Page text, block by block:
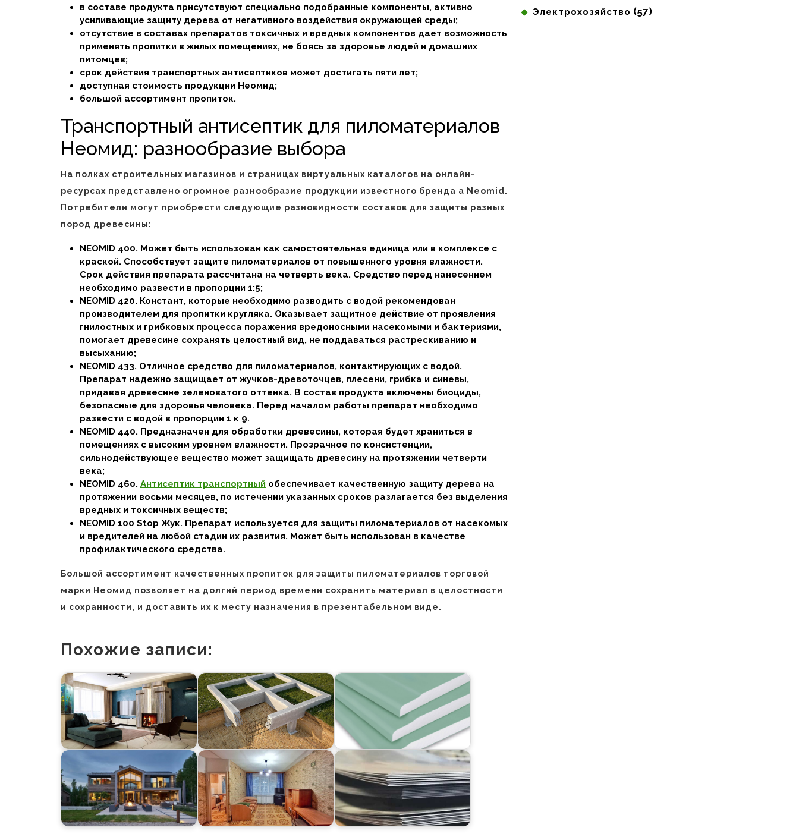
в составе продукта присутствуют специально подобранные компоненты, активно
усиливающие защиту дерева от негативного воздействия окружающей среды;
отсутствие в составах препаратов токсичных и вредных компонентов дает возможность
применять пропитки в жилых помещениях, не боясь за здоровье людей и домашних
питомцев;
срок действия транспортных антисептиков может достигать пяти лет;
доступная стоимость продукции Неомид;
большой ассортимент пропиток.
Транспортный антисептик для пиломатериалов
Неомид: разнообразие выбора
На полках строительных магазинов и страницах виртуальных каталогов на онлайн-
ресурсах представлено огромное разнообразие продукции известного бренда а Neomid.
Потребители могут приобрести следующие разновидности составов для защиты разных
пород древесины:
NEOMID 400. Может быть использован как самостоятельная единица или в комплексе с
краской. Способствует защите пиломатериалов от повышенного уровня влажности.
Срок действия препарата рассчитана на четверть века. Средство перед нанесением
необходимо развести в пропорции 1:5;
NEOMID 420. Констант, которые необходимо разводить с водой рекомендован
производителем для пропитки кругляка. Оказывает защитное действие от проявления
гнилостных и грибковых процесса поражения вредоносными насекомыми и бактериями,
помогает древесине сохранять целостный вид, не поддаваться растрескиванию и
высыханию;
NEOMID 433. Отличное средство для пиломатериалов, контактирующих с водой.
Препарат надежно защищает от жучков-древоточцев, плесени, грибка и синевы,
придавая древесине зеленоватого оттенка. В состав продукта включены биоциды,
безопасные для здоровья человека. Перед началом работы препарат необходимо
развести с водой в пропорции 1 к 9.
NEOMID 440. Предназначен для обработки древесины, которая будет храниться в
помещениях с высоким уровнем влажности. Прозрачное по консистенции,
сильнодействующее вещество может защищать древесину на протяжении четверти
века;
NEOMID 460. Антисептик транспортный обеспечивает качественную защиту дерева на
протяжении восьми месяцев, по истечении указанных сроков разлагается без выделения
вредных и токсичных веществ;
NEOMID 100 Stop Жук. Препарат используется для защиты пиломатериалов от насекомых
и вредителей на любой стадии их развития. Может быть использован в качестве
профилактического средства.
Большой ассортимент качественных пропиток для защиты пиломатериалов торговой
марки Неомид позволяет на долгий период времени сохранить материал в целостности
и сохранности, и доставить их к месту назначения в презентабельном виде.
Похожие записи:
Электрохозяйство (57)